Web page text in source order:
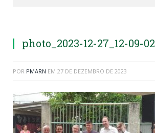
photo_2023-12-27_12-09-02
POR PMARN EM 27 DE DEZEMBRO DE 2023